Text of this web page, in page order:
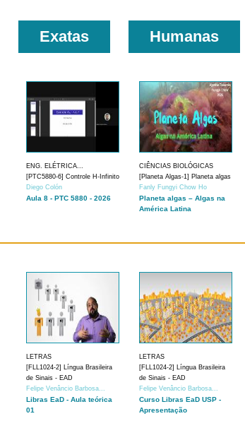
Exatas Humanas
ENG. ELÉTRICA...
[PTC5880-6] Controle H-Infinito
Diego Colón
Aula 8 - PTC 5880 - 2026
CIÊNCIAS BIOLÓGICAS
[Planeta Algas-1] Planeta algas
Fanly Fungyi Chow Ho
Planeta algas – Algas na
América Latina
LETRAS
[FLL1024-2] Língua Brasileira
de Sinais - EAD
Felipe Venâncio Barbosa...
Libras EaD - Aula teórica
01
LETRAS
[FLL1024-2] Língua Brasileira
de Sinais - EAD
Felipe Venâncio Barbosa...
Curso Libras EaD USP -
Apresentação